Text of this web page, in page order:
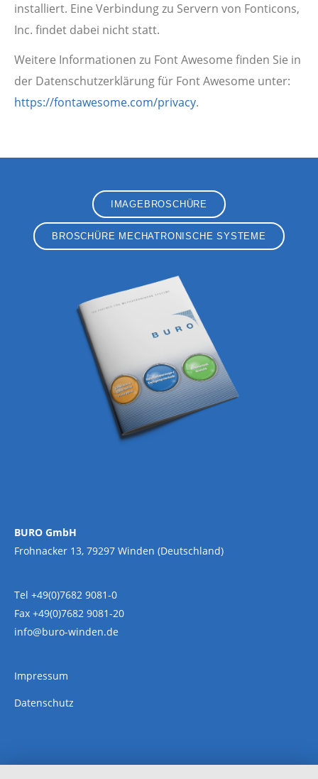
installiert. Eine Verbindung zu Servern von Fonticons,
Inc. findet dabei nicht statt.
Weitere Informationen zu Font Awesome finden Sie in
der Datenschutzerklärung für Font Awesome unter:
https://fontawesome.com/privacy.
IMAGEBROSCHÜRE
BROSCHÜRE MECHATRONISCHE SYSTEME
BURO GmbH
Frohnacker 13, 79297 Winden (Deutschland)
Tel +49(0)7682 9081-0
Fax +49(0)7682 9081-20
info@buro-winden.de
Impressum
Datenschutz